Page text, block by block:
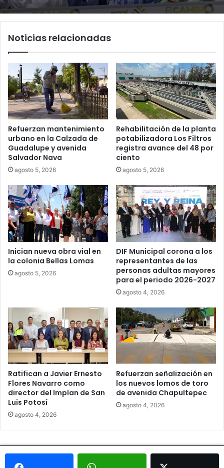
Noticias relacionadas
Refuerzan mantenimiento
urbano en la Calzada de
Guadalupe y avenida
Salvador Nava
agosto 5, 2026
Rehabilitación de la planta
potabilizadora Los Filtros
registra avance del 48 por
ciento
agosto 5, 2026
Inician nueva obra vial en
la colonia Bellas Lomas
agosto 5, 2026
DIF Municipal corona a los
representantes de las
personas adultas mayores
para el periodo 2026-2027
agosto 4, 2026
Ratifican a Javier Ernesto
Flores Navarro como
director del Implan de San
Luis Potosí
agosto 4, 2026
Refuerzan señalización en
los nuevos lomos de toro
de avenida Chapultepec
agosto 4, 2026
© Copyright 2026, Todos los derechos reservados - Metrópoli